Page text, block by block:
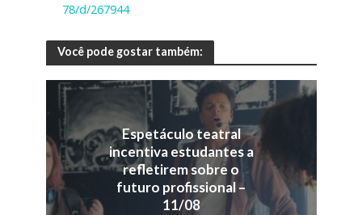
78/d/267944
Você pode gostar também:
Espetáculo teatral
incentiva estudantes a
refletirem sobre o
futuro profissional –
11/08